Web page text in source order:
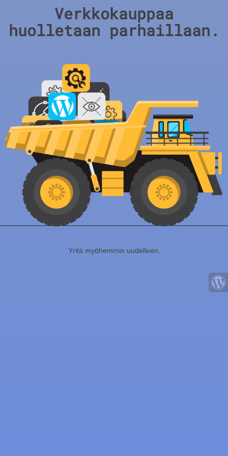
Verkkokauppaa
huolletaan parhaillaan.
Yritä myöhemmin uudelleen.